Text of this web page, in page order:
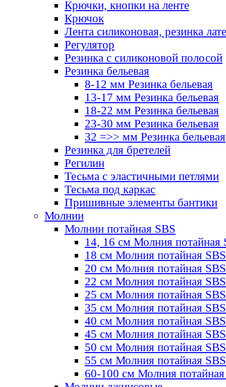
Крючки, кнопки на ленте
Крючок
Лента силиконовая, резинка
Регулятор
Резинка с силиконовой полосой
Резинка бельевая
8-12 мм Резинка бельевая
13-17 мм Резинка бельевая
18-22 мм Резинка бельевая
23-30 мм Резинка бельевая
32 =>> мм Резинка бельевая
Резинка для бретелей
Регилин
Тесьма с эластичными петлями
Тесьма под каркас
Пришивные элементы бантики
Молнии
Молнии потайная SBS
14, 16 см Молния потайная
18 см Молния потайная SBS
20 см Молния потайная SBS
22 см Молния потайная SBS
25 см Молния потайная SBS
35 см Молния потайная SBS
40 см Молния потайная SBS
45 см Молния потайная SBS
50 см Молния потайная SBS
55 см Молния потайная SBS
60-100 см Молния